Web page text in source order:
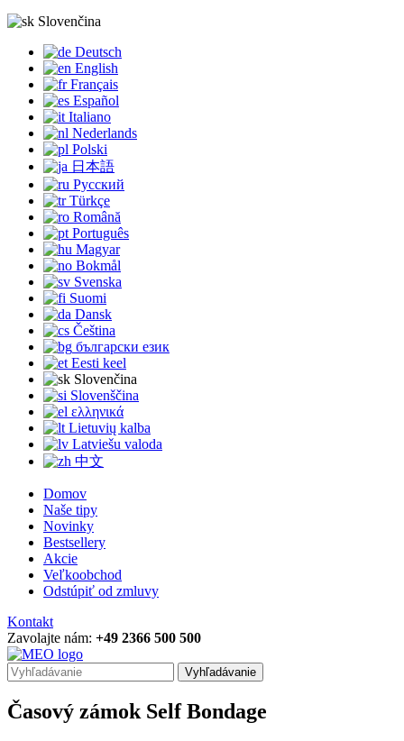
Slovenčina
Deutsch
English
Français
Español
Italiano
Nederlands
Polski
日本語
Русский
Türkçe
Română
Português
Magyar
Bokmål
Svenska
Suomi
Dansk
Čeština
български език
Eesti keel
Slovenčina
Slovenščina
ελληνικά
Lietuvių kalba
Latviešu valoda
中文
Domov
Naše tipy
Novinky
Bestsellery
Akcie
Veľkoobchod
Odstúpiť od zmluvy
Kontakt
Zavolajte nám: +49 2366 500 500
Vyhľadávanie
Časový zámok Self Bondage